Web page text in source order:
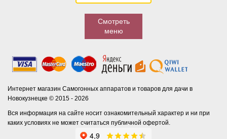
Смотреть
меню
Интернет магазин Самогонных аппаратов и товаров для дачи в
Новокузнецке © 2015 - 2026
Вся информация на сайте носит ознакомительный характер и ни при
каких условиях не может считаться публичной офертой.